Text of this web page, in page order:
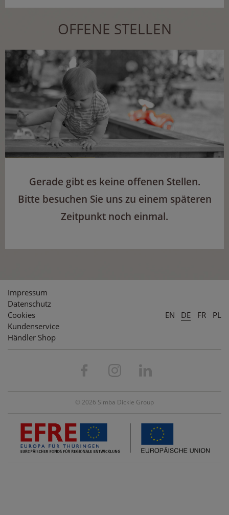
OFFENE STELLEN
Gerade gibt es keine offenen Stellen.
Bitte besuchen Sie uns zu einem späteren
Zeitpunkt noch einmal.
Impressum
Datenschutz
Cookies
Kundenservice
Händler Shop
EN DE FR PL
© 2026 Simba Dickie Group